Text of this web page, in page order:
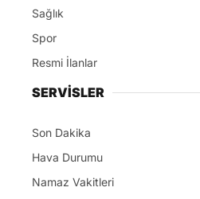
Sağlık
Spor
Resmi İlanlar
SERVİSLER
Son Dakika
Hava Durumu
Namaz Vakitleri